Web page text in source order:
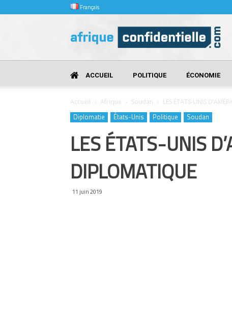
Français
Confidentielle
ACCUEIL POLITIQUE ÉCONOMIE
Accueil Afrique Soudan LES ÉTATS-UNIS
Diplomatie États-Unis Politique Soudan
LES ÉTATS-UNIS
DIPLOMATIQUE
11 juin 2019